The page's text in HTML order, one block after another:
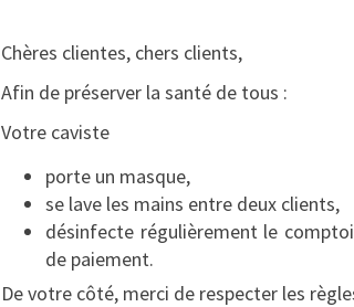
Chères clientes, chers clients,
Afin de préserver la santé de tous :
Votre caviste
porte un masque,
se lave les mains entre deux clients,
désinfecte régulièrement le
de paiement.
De votre côté, merci de respecter les